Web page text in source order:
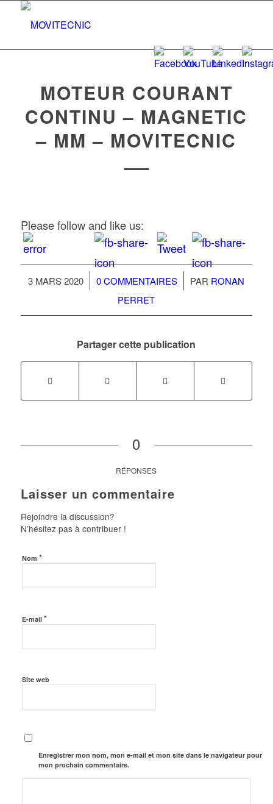
MOTEUR COURANT
CONTINU – MAGNETIC
– MM – MOVITECNIC
Please follow and like us:
3 MARS 2020
/ 0 COMMENTAIRES
/ PAR RONAN
PERRET
Partager cette publication
0
RÉPONSES
Laisser un commentaire
Rejoindre la discussion?
N’hésitez pas à contribuer !
Nom *
E-mail *
Site web
Enregistrer mon nom, mon e-mail et mon site dans le navigateur pour
mon prochain commentaire.